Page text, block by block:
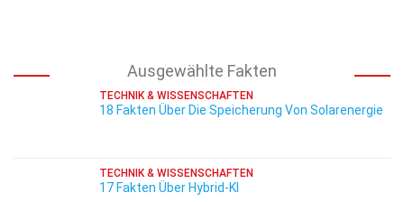
Ausgewählte Fakten
TECHNIK & WISSENSCHAFTEN
18 Fakten Über Die Speicherung Von Solarenergie
TECHNIK & WISSENSCHAFTEN
17 Fakten Über Hybrid-KI